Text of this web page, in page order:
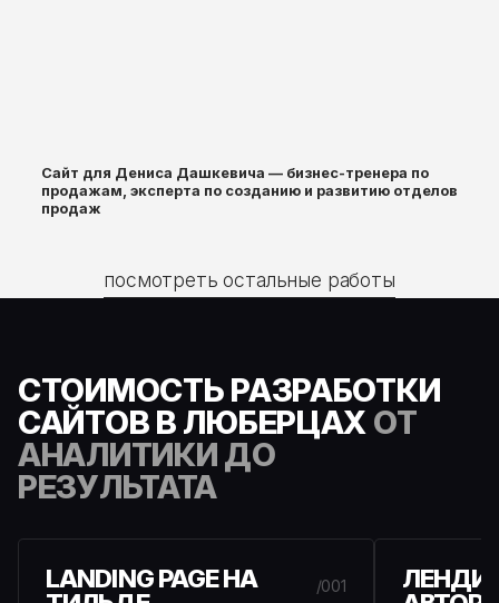
Сайт для Дениса Дашкевича — бизнес-тренера по
продажам, эксперта по созданию и развитию отделов
продаж
посмотреть остальные работы
СТОИМОСТЬ РАЗРАБОТКИ
САЙТОВ В ЛЮБЕРЦАХ ОТ
АНАЛИТИКИ ДО
РЕЗУЛЬТАТА
LANDING PAGE НА
/001